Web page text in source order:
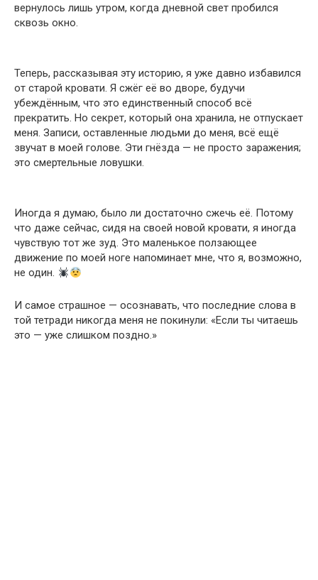
вернулось лишь утром, когда дневной свет пробился
сквозь окно.
Теперь, рассказывая эту историю, я уже давно избавился
от старой кровати. Я сжёг её во дворе, будучи
убеждённым, что это единственный способ всё
прекратить. Но секрет, который она хранила, не отпускает
меня. Записи, оставленные людьми до меня, всё ещё
звучат в моей голове. Эти гнёзда — не просто заражения;
это смертельные ловушки.
Иногда я думаю, было ли достаточно сжечь её. Потому
что даже сейчас, сидя на своей новой кровати, я иногда
чувствую тот же зуд. Это маленькое ползающее
движение по моей ноге напоминает мне, что я, возможно,
не один.
И самое страшное — осознавать, что последние слова в
той тетради никогда меня не покинули: «Если ты читаешь
это — уже слишком поздно.»